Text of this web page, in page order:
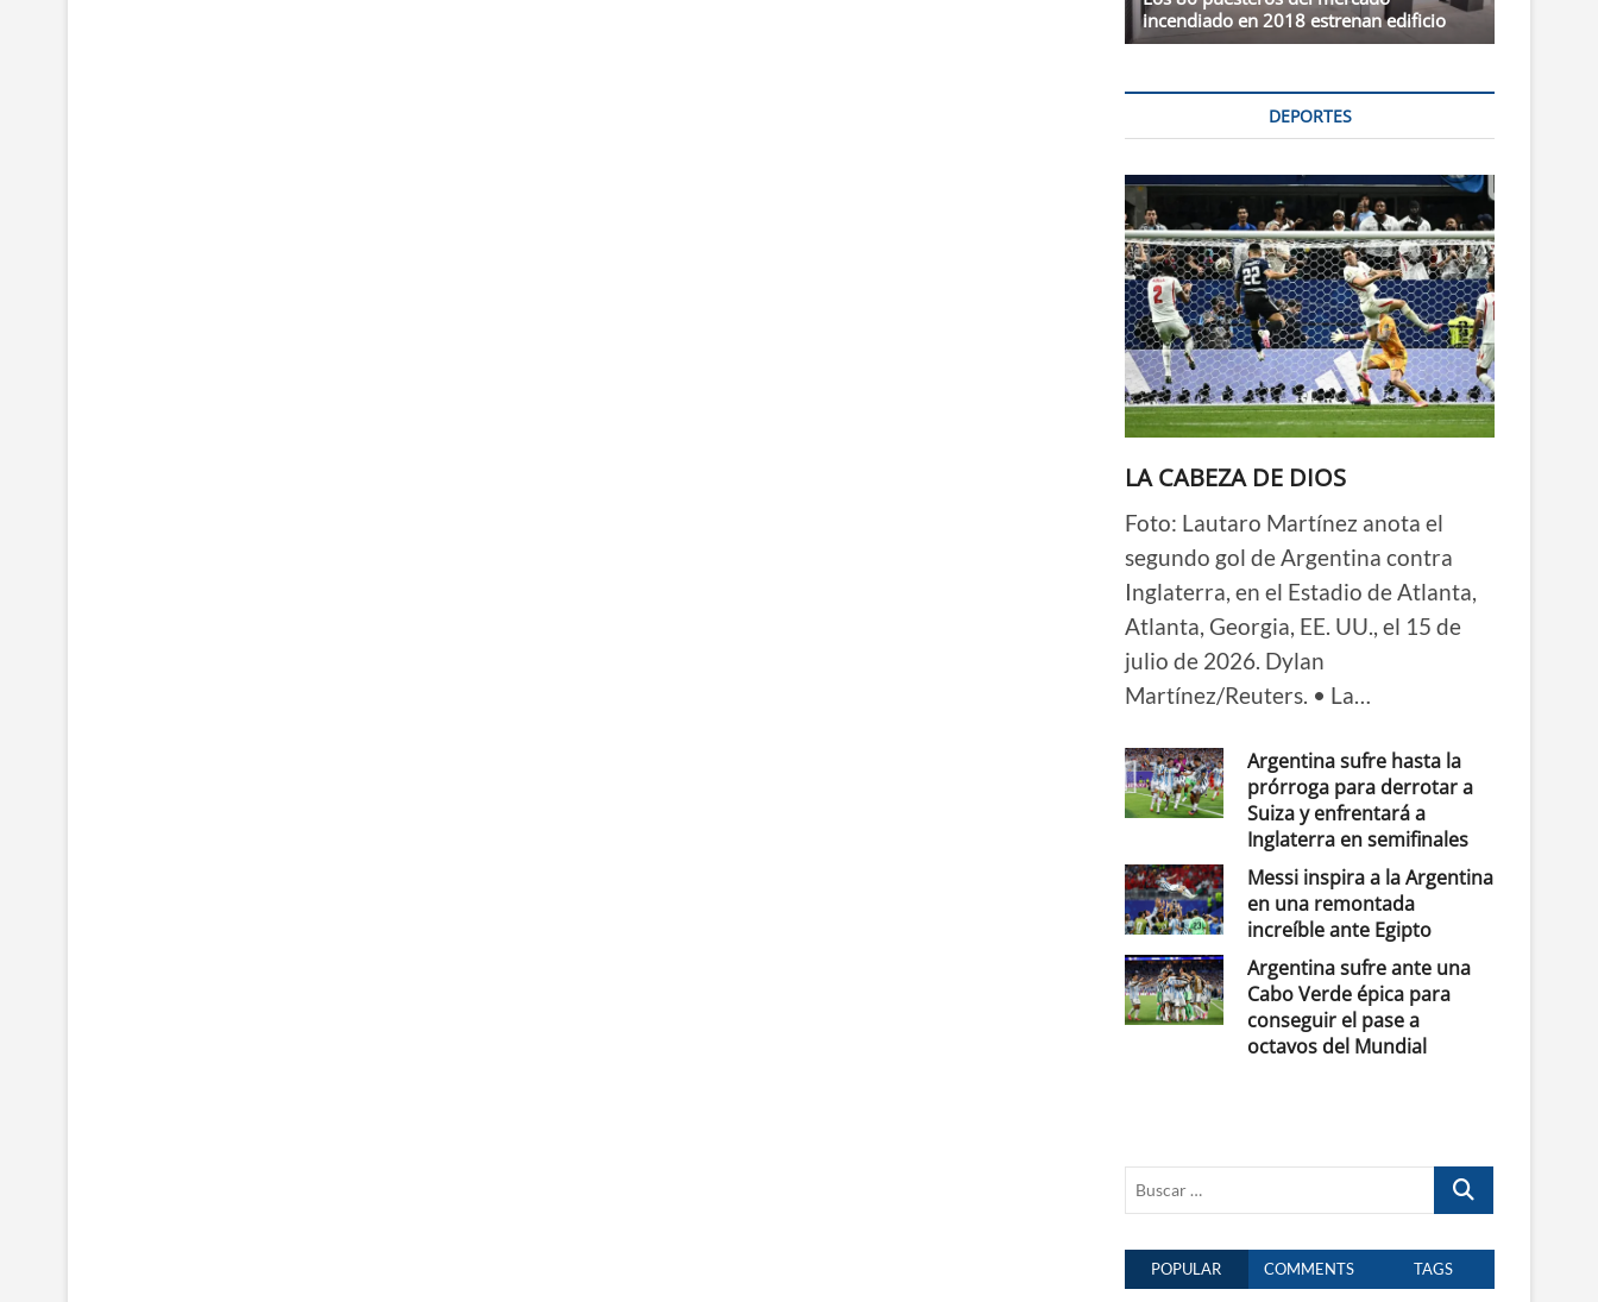
incendiado en 2018 estrenan edificio
DEPORTES
LA CABEZA DE DIOS
Foto: Lautaro Martínez anota el
segundo gol de Argentina contra
Inglaterra, en el Estadio de Atlanta,
Atlanta, Georgia, EE. UU., el 15 de
julio de 2026. Dylan
Martínez/Reuters. • La…
Argentina sufre hasta la
prórroga para derrotar a
Suiza y enfrentará a
Inglaterra en semifinales
Messi inspira a la Argentina
en una remontada
increíble ante Egipto
Argentina sufre ante una
Cabo Verde épica para
conseguir el pase a
octavos del Mundial
Buscar
POPULAR COMMENTS TAGS